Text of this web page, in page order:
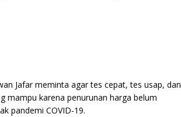
Jafar meminta agar tes cepat, tes usap, dan
mampu karena penurunan harga belum
pandemi COVID-19.